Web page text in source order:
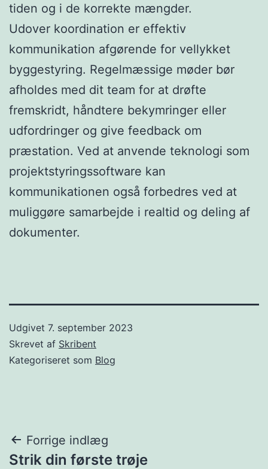
tiden og i de korrekte mængder.
Udover koordination er effektiv
kommunikation afgørende for vellykket
byggestyring. Regelmæssige møder bør
afholdes med dit team for at drøfte
fremskridt, håndtere bekymringer eller
udfordringer og give feedback om
præstation. Ved at anvende teknologi som
projektstyringssoftware kan
kommunikationen også forbedres ved at
muliggøre samarbejde i realtid og deling af
dokumenter.
Udgivet 7. september 2023
Skrevet af Skribent
Kategoriseret som Blog
Indlægsnavigation
Forrige indlæg
Strik din første trøje